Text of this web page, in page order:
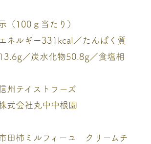
（100ｇ当たり）
ー331kcal／たんぱく質
／炭水化物50.8g／食塩相
テイストフーズ
会社丸中中根園
ミルフィーユ クリームチ